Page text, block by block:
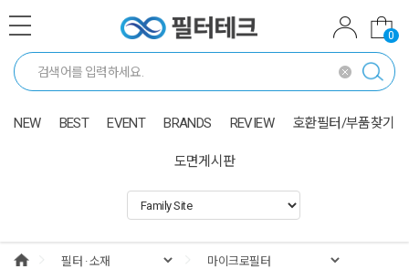
0
NEW BEST EVENT BRANDS REVIEW 호환필터/부품찾기
도면게시판